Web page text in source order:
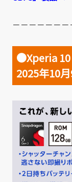
－－－－－－
●Xperia 10
2025年10